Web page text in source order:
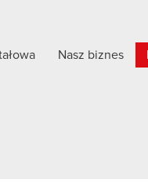
Nasz biznes